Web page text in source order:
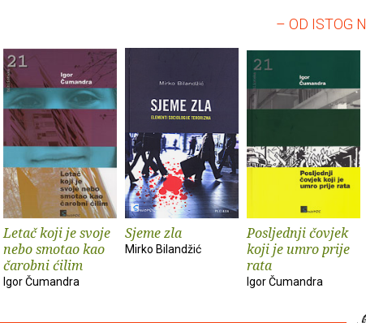
– OD ISTOG
Letač koji je svoje
nebo smotao kao
čarobni ćilim
Igor Čumandra
Sjeme zla
Mirko Bilandžić
Posljednji čovjek
koji je umro prije
rata
Igor Čumandra